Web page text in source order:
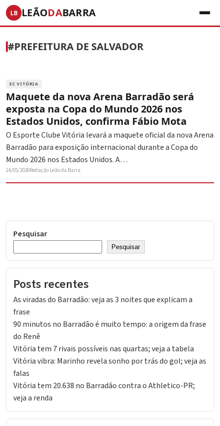
LB LEÃODABARRA
#PREFEITURA DE SALVADOR
EC VITÓRIA
Maquete da nova Arena Barradão será
exposta na Copa do Mundo 2026 nos
Estados Unidos, confirma Fábio Mota
O Esporte Clube Vitória levará a maquete oficial da nova Arena
Barradão para exposição internacional durante a Copa do
Mundo 2026 nos Estados Unidos. A…
14/05/2026Redação Leão da Barra
Pesquisar
Pesquisar
Posts recentes
As viradas do Barradão: veja as 3 noites que explicam a
frase
90 minutos no Barradão é muito tempo: a origem da frase
do Renê
Vitória tem 7 rivais possíveis nas quartas; veja a tabela
Vitória vibra: Marinho revela sonho por trás do gol; veja as
falas
Vitória tem 20.638 no Barradão contra o Athletico-PR;
veja a renda